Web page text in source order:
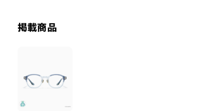
ます！
それぞれのキャラクターごとの
掲載商品